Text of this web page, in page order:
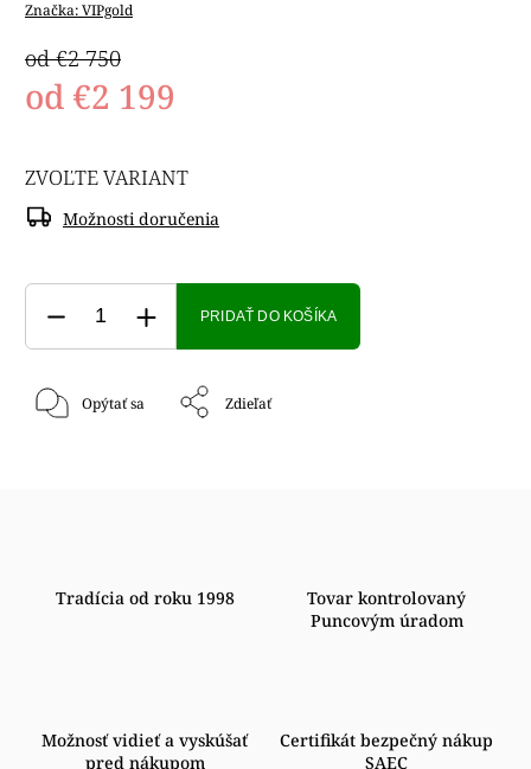
Značka:VIPgold
od €2 750
od €2 199
ZVOĽTE VARIANT
Možnosti doručenia
PRIDAŤ DO KOŠÍKA
Opýtať sa Zdieľať
Tradícia od roku 1998
Tovar kontrolovaný
Puncovým úradom
Možnosť vidieť a vyskúšať
pred nákupom
Certifikát bezpečný nákup
SAEC